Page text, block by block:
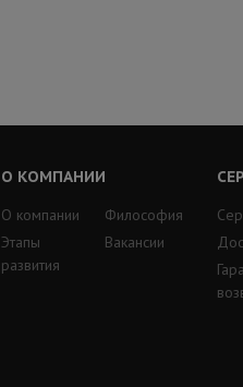
О КОМПАНИИ
О компании
Этапы
развития
Философия
Вакансии